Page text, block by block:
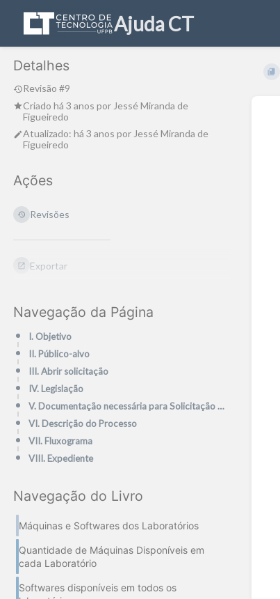
Ajuda CT
Detalhes
Revisão #9
Criado há 3 anos por Jessé Miranda de
Figueiredo
Atualizado: há 3 anos por Jessé Miranda de
Figueiredo
Ações
Revisões
Exportar
Navegação da Página
I. Objetivo
II. Público-alvo
III. Abrir solicitação
IV. Legislação
V. Documentação necessária para Solicitação de Software
VI. Descrição do Processo
VII. Fluxograma
VIII. Expediente
Navegação do Livro
Máquinas e Softwares dos Laboratórios
Quantidade de Máquinas Disponíveis em
cada Laboratório
Softwares disponíveis em todos os